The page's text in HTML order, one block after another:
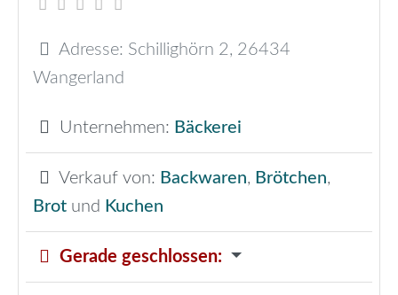
Adresse: Schillighörn 2, 26434
Wangerland
Unternehmen: Bäckerei
Verkauf von: Backwaren, Brötchen,
Brot und Kuchen
Gerade geschlossen: